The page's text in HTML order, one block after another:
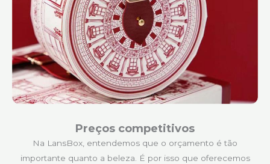
Preços competitivos
Na LansBox, entendemos que o orçamento é tão
importante quanto a beleza. É por isso que oferecemos